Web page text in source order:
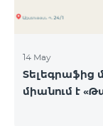
14 May
Տելեգրաֆից
միանում է